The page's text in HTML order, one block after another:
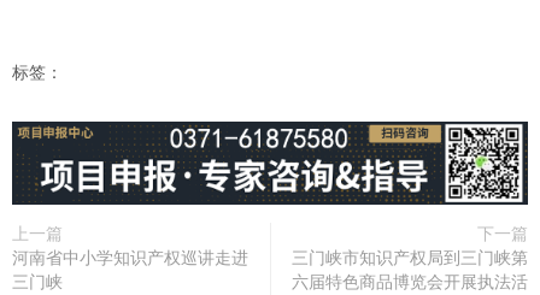
标签：
上一篇
河南省中小学知识产权巡讲走进
三门峡
下一篇
三门峡市知识产权局到三门峡第
六届特色商品博览会开展执法活